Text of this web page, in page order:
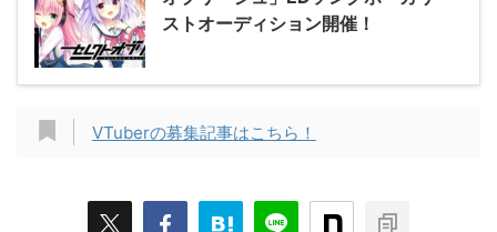
ストオーディション開催！
VTuberの募集記事はこちら！